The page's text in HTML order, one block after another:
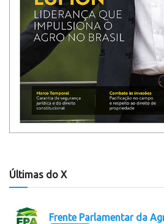
Últimas do X
Frente Parlamentar da